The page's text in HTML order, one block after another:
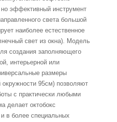
но эффективный инструмент
света большой
наиболее естественное
свет из окна). Модель
создания заполняющего
интерьерной или
размеры
95см) позволяют
с практически любыми
делает октобокс
в более специальных